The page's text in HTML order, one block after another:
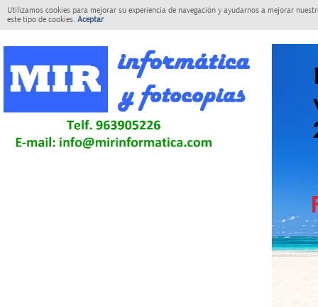
Utilizamos cookies para mejorar su experiencia de navegación y ayudarnos a mejorar
este tipo de cookies. Aceptar